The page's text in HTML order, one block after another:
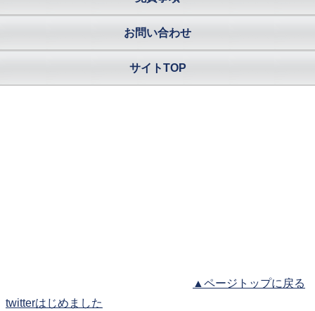
お問い合わせ
サイトTOP
▲ページトップに戻る
twitterはじめました